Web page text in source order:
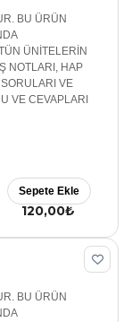
BU ÜRÜN
ÜNİTELERİN
NOTLARI, HAP
VE
VE CEVAPLARI
120,00₺
Sepete Ekle
BU ÜRÜN